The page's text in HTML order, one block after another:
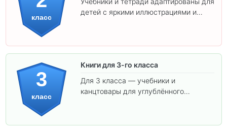
класс
детей с яркими иллюстрациями и
3
класс
Книги для 3-го класса
Для 3 класса — учебники и
канцтовары для углублённого